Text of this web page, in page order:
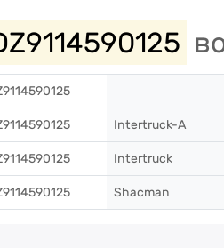
Intertruck-A
Intertruck
Shacman